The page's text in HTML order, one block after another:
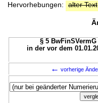
Hervorhebungen:
alter Text
§ 5
in der vor dem
← vorherige